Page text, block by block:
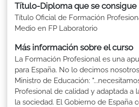
Título-Diploma que se consigue
Título Oficial de Formación
Medio en FP Laboratorio
Más información sobre el curso
La Formación Profesional es una
para España. No lo decimos
Ministro de Educación:
Profesional de calidad y adaptada a
la sociedad. El Gobierno de España